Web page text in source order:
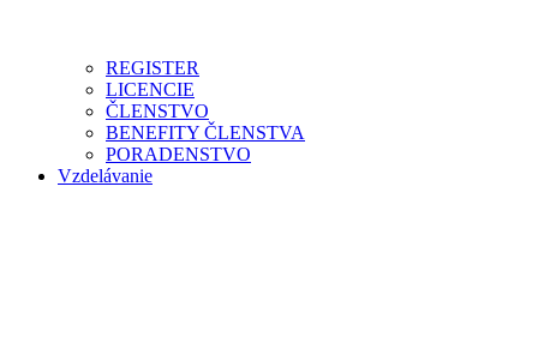
REGISTER
LICENCIE
ČLENSTVO
BENEFITY ČLENSTVA
PORADENSTVO
Vzdelávanie